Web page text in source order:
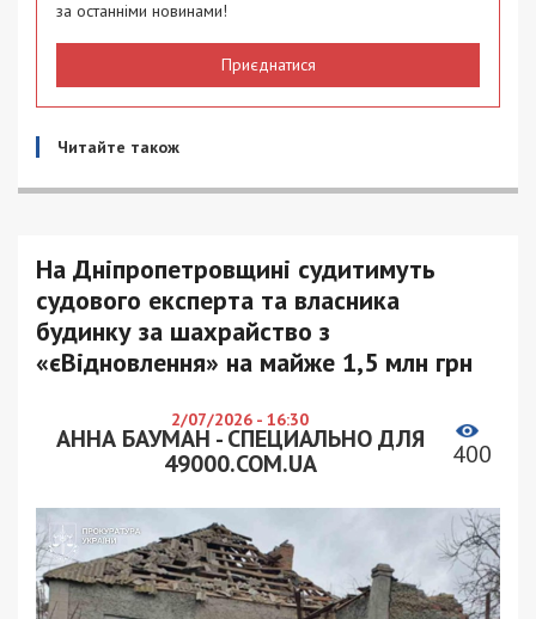
за останніми новинами!
Приєднатися
Читайте також
На Дніпропетровщині судитимуть
судового експерта та власника
будинку за шахрайство з
«єВідновлення» на майже 1,5 млн грн
2/07/2026 - 16:30
АННА БАУМАН - СПЕЦИАЛЬНО ДЛЯ
49000.COM.UA
400